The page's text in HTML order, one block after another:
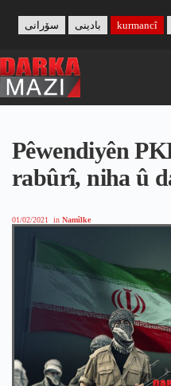
content
بادینی سۆرانی kurmancî
Pêwendiyên
rabûrî, niha û
01/02/2021 in Namîlke